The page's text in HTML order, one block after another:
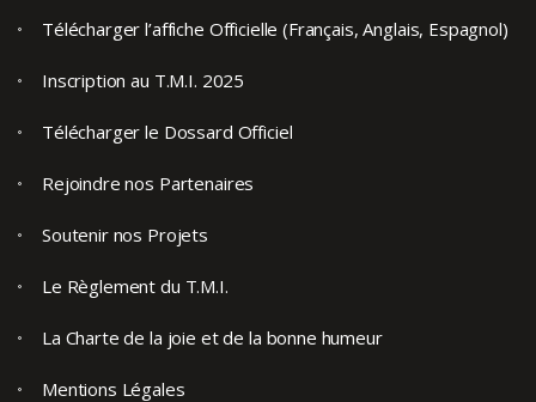
Télécharger l’affiche Officielle (Français, Anglais, Espagnol)
Inscription au T.M.I. 2025
Télécharger le Dossard Officiel
Rejoindre nos Partenaires
Soutenir nos Projets
Le Règlement du T.M.I.
La Charte de la joie et de la bonne humeur
Mentions Légales